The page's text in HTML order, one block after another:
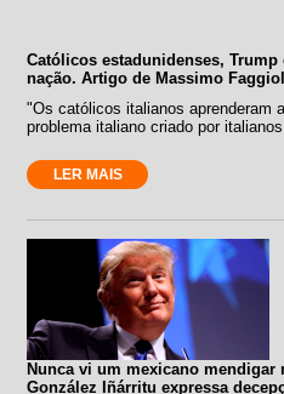
Católicos estadunidenses,
nação. Artigo de Massimo
"Os católicos italianos aprenderam
problema italiano criado por
LER MAIS
Nunca vi um mexicano
González Iñárritu expressa